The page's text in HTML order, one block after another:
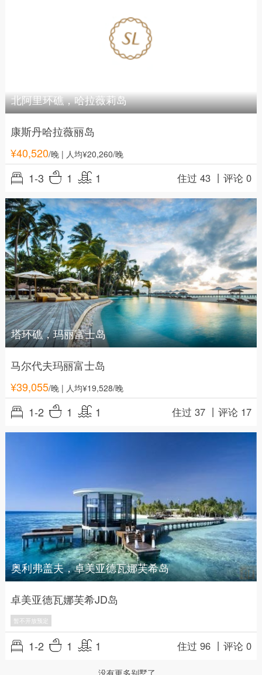
北阿里环礁，哈拉薇莉岛
康斯丹哈拉薇丽岛
¥40,520/晚| 人均¥20,260/晚
1-3 1 1 住过 43 丨评论 0
塔环礁，玛丽富士岛
马尔代夫玛丽富士岛
¥39,055/晚| 人均¥19,528/晚
1-2 1 1 住过 37 丨评论 17
奥利弗盖夫，卓美亚德瓦娜芙希岛
卓美亚德瓦娜芙希JD岛
暂不开放预定
1-2 1 1 住过 96 丨评论 0
没有更多别墅了。